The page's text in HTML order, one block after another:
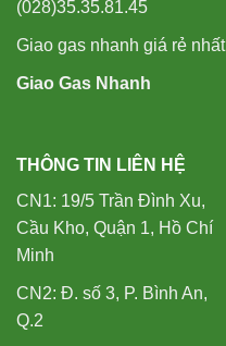
(028)35.35.81.45
Giao gas nhanh giá rẻ nhất
Giao Gas Nhanh
THÔNG TIN LIÊN HỆ
CN1: 19/5 Trần Đình Xu,
Cầu Kho, Quận 1, Hồ Chí
Minh
CN2: Đ. số 3, P. Bình An,
Q.2